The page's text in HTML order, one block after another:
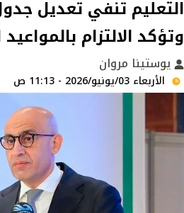
وتؤكد الالتزام
يوستينا مروان
الأربعاء 03/يونيو/2026 - 11:13 ص